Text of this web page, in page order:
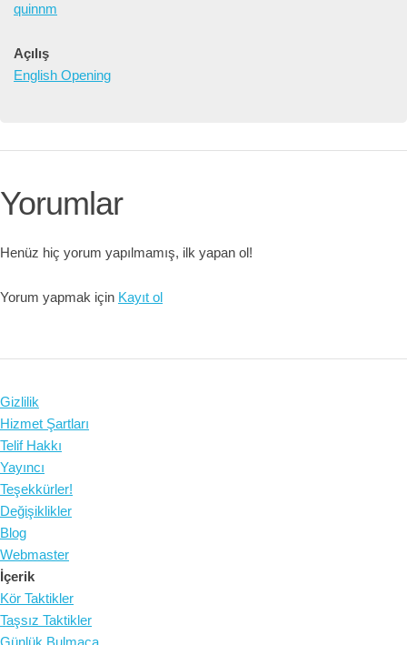
quinnm
Açılış
English Opening
Yorumlar
Henüz hiç yorum yapılmamış, ilk yapan ol!
Yorum yapmak için Kayıt ol
Gizlilik
Hizmet Şartları
Telif Hakkı
Yayıncı
Teşekkürler!
Değişiklikler
Blog
Webmaster
İçerik
Kör Taktikler
Taşsız Taktikler
Günlük Bulmaca